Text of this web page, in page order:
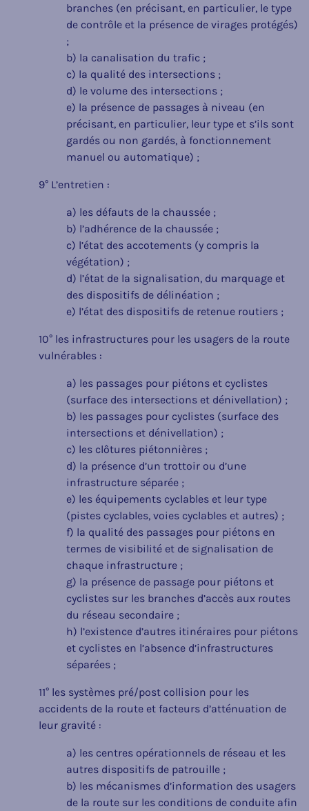
branches (en précisant, en particulier, le type
de contrôle et la présence de virages protégés)
;
b) la canalisation du trafic ;
c) la qualité des intersections ;
d) le volume des intersections ;
e) la présence de passages à niveau (en
précisant, en particulier, leur type et s’ils sont
gardés ou non gardés, à fonctionnement
manuel ou automatique) ;
9° L’entretien :
a) les défauts de la chaussée ;
b) l’adhérence de la chaussée ;
c) l’état des accotements (y compris la
végétation) ;
d) l’état de la signalisation, du marquage et
des dispositifs de délinéation ;
e) l’état des dispositifs de retenue routiers ;
10° les infrastructures pour les usagers de la route
vulnérables :
a) les passages pour piétons et cyclistes
(surface des intersections et dénivellation) ;
b) les passages pour cyclistes (surface des
intersections et dénivellation) ;
c) les clôtures piétonnières ;
d) la présence d’un trottoir ou d’une
infrastructure séparée ;
e) les équipements cyclables et leur type
(pistes cyclables, voies cyclables et autres) ;
f) la qualité des passages pour piétons en
termes de visibilité et de signalisation de
chaque infrastructure ;
g) la présence de passage pour piétons et
cyclistes sur les branches d’accès aux routes
du réseau secondaire ;
h) l’existence d’autres itinéraires pour piétons
et cyclistes en l’absence d’infrastructures
séparées ;
11° les systèmes pré/post collision pour les
accidents de la route et facteurs d’atténuation de
leur gravité :
a) les centres opérationnels de réseau et les
autres dispositifs de patrouille ;
b) les mécanismes d’information des usagers
de la route sur les conditions de conduite afin